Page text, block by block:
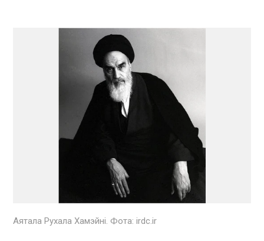
Аятала Рухала Хамэйні. Фота: irdc.ir